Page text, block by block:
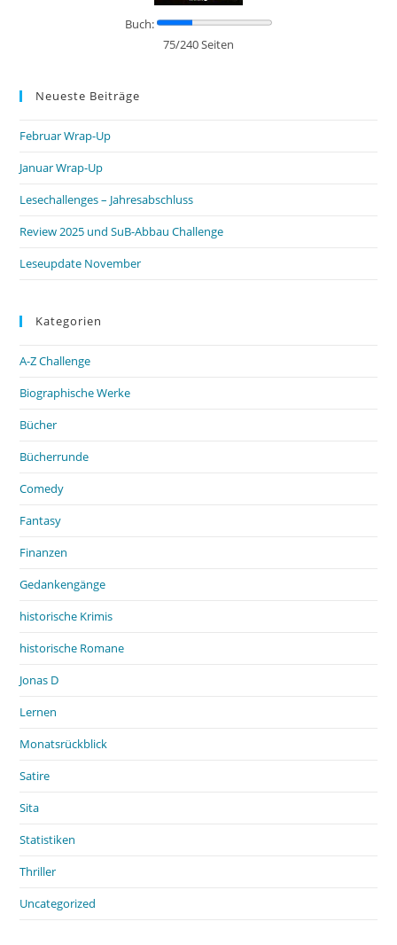
Buch:
75/240 Seiten
Neueste Beiträge
Februar Wrap-Up
Januar Wrap-Up
Lesechallenges – Jahresabschluss
Review 2025 und SuB-Abbau Challenge
Leseupdate November
Kategorien
A-Z Challenge
Biographische Werke
Bücher
Bücherrunde
Comedy
Fantasy
Finanzen
Gedankengänge
historische Krimis
historische Romane
Jonas D
Lernen
Monatsrückblick
Satire
Sita
Statistiken
Thriller
Uncategorized